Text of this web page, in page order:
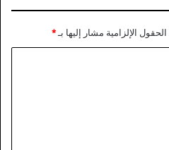
الحقول الإلزامية مشار إليها بـ*